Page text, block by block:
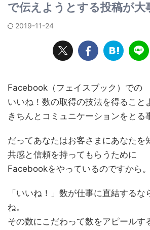
で伝えようとする投稿が大
2019-11-24
Facebook（フェイスブック）での
いいね！数の取得の技法を得ること
きちんとコミュニケーションをとる
だってあなたはお客さまにあなたを
共感と信頼を持ってもらうために
Facebookをやっているのですから。
「いいね！」数が仕事に直結する
ね。
その数にこだわって数をアピールす